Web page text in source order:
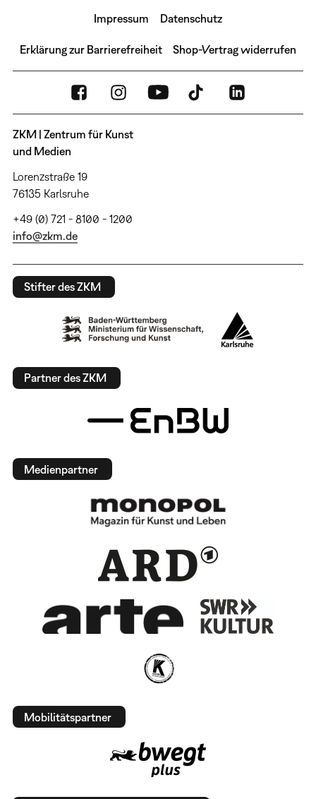
Impressum Datenschutz
Erklärung zur Barrierefreiheit Shop-Vertrag widerrufen
ZKM | Zentrum für Kunst
und Medien
Lorenzstraße 19
76135 Karlsruhe
+49 (0) 721 - 8100 - 1200
info@zkm.de
Stifter des ZKM
Partner des ZKM
Medienpartner
Mobilitätspartner